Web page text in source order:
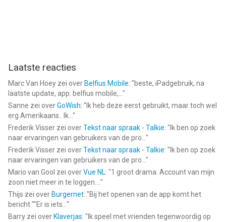
Laatste reacties
Marc Van Hoey zei over Belfius Mobile: "beste, iPadgebruik, na
laatste update, app. belfius mobile,... "
Sanne zei overGoWish: " Ik heb deze eerst gebruikt, maar toch wel
erg Amerikaans.. Ik... "
Frederik Visser zei overTekst naar spraak - Talkie: " Ik ben op zoek
naar ervaringen van gebruikers van de pro... "
Frederik Visser zei overTekst naar spraak - Talkie: " Ik ben op zoek
naar ervaringen van gebruikers van de pro... "
Mario van Gool zei overVue NL: "1 groot drama. Account van mijn
zoon niet meer in te loggen.... "
Thijs zei over Burgernet: "Bij het openen van de app komt het
bericht ""Er is iets... "
Barry zei over Klaverjas: " Ik speel met vrienden tegenwoordig op